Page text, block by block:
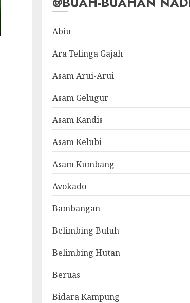
Abiu
Ara Telinga Gajah
Asam Arui-Arui
Asam Gelugur
Asam Kandis
Asam Kelubi
Asam Kumbang
Avokado
Bambangan
Belimbing Buluh
Belimbing Hutan
Beruas
Bidara Kampung